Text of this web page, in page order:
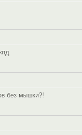
без мышки?!